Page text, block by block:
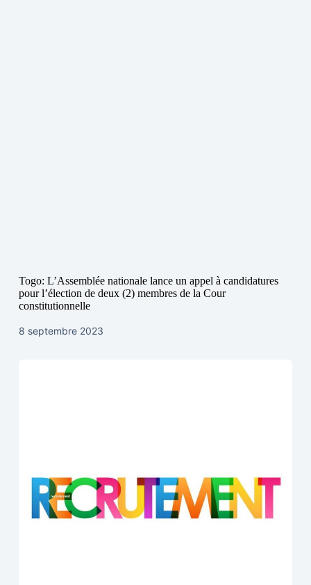
Togo: L’Assemblée nationale lance un appel à candidatures
pour l’élection de deux (2) membres de la Cour
constitutionnelle
8 septembre 2023